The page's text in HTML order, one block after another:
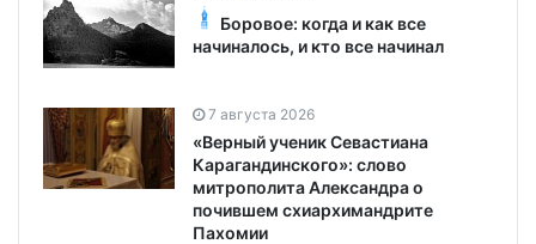
Боровое: когда и как все
начиналось, и кто все начинал
7 августа 2026
«Верный ученик Севастиана
Карагандинского»: слово
митрополита Александра о
почившем схиархимандрите
Пахомии